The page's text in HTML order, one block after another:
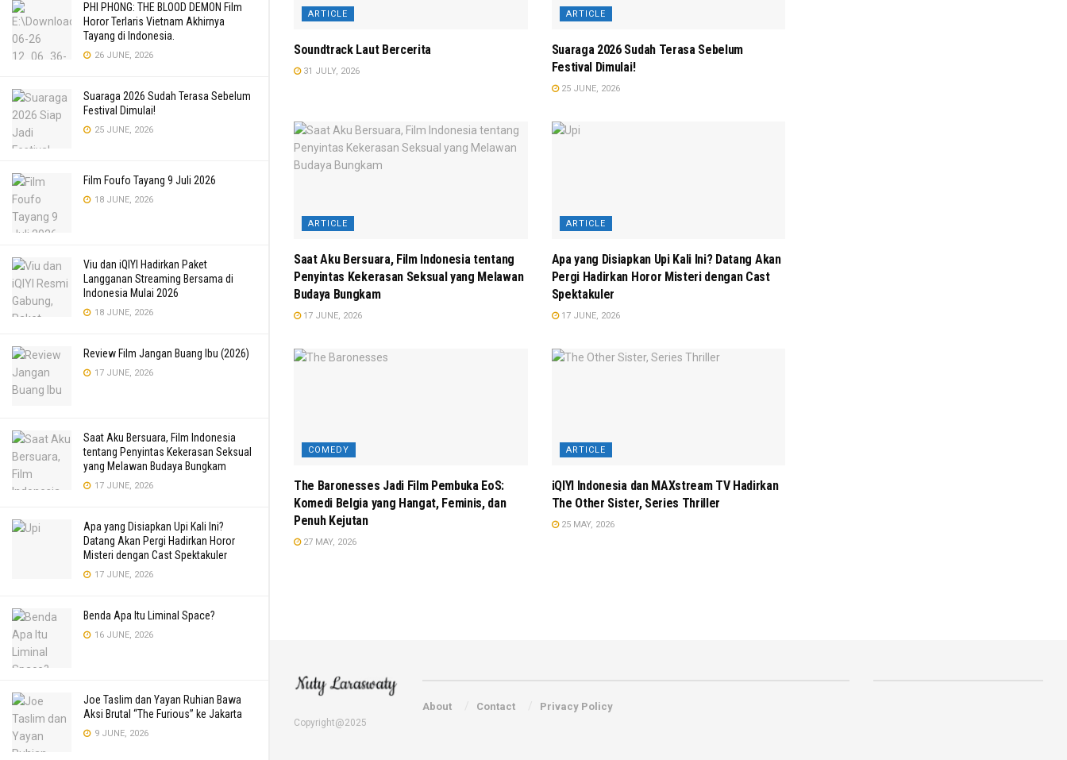
PHI PHONG: THE BLOOD DEMON Film
Horor Terlaris Vietnam Akhirnya
Tayang di Indonesia.
26 JUNE, 2026
Suaraga 2026 Sudah Terasa Sebelum
Festival Dimulai!
25 JUNE, 2026
Film Foufo Tayang 9 Juli 2026
18 JUNE, 2026
Viu dan iQIYI Hadirkan Paket
Langganan Streaming Bersama di
Indonesia Mulai 2026
18 JUNE, 2026
Review Film Jangan Buang Ibu (2026)
17 JUNE, 2026
Saat Aku Bersuara, Film Indonesia
tentang Penyintas Kekerasan Seksual
yang Melawan Budaya Bungkam
17 JUNE, 2026
Apa yang Disiapkan Upi Kali Ini?
Datang Akan Pergi Hadirkan Horor
Misteri dengan Cast Spektakuler
17 JUNE, 2026
Benda Apa Itu Liminal Space?
16 JUNE, 2026
Joe Taslim dan Yayan Ruhian Bawa
Aksi Brutal “The Furious” ke Jakarta
9 JUNE, 2026
ARTICLE
Soundtrack Laut Bercerita
31 JULY, 2026
ARTICLE
Suaraga 2026 Sudah Terasa Sebelum
Festival Dimulai!
25 JUNE, 2026
ARTICLE
Saat Aku Bersuara, Film Indonesia tentang
Penyintas Kekerasan Seksual yang Melawan
Budaya Bungkam
17 JUNE, 2026
ARTICLE
Apa yang Disiapkan Upi Kali Ini? Datang Akan
Pergi Hadirkan Horor Misteri dengan Cast
Spektakuler
17 JUNE, 2026
COMEDY
The Baronesses Jadi Film Pembuka EoS:
Komedi Belgia yang Hangat, Feminis, dan
Penuh Kejutan
27 MAY, 2026
ARTICLE
iQIYI Indonesia dan MAXstream TV Hadirkan
The Other Sister, Series Thriller
25 MAY, 2026
Copyright@2025
About Contact Privacy Policy